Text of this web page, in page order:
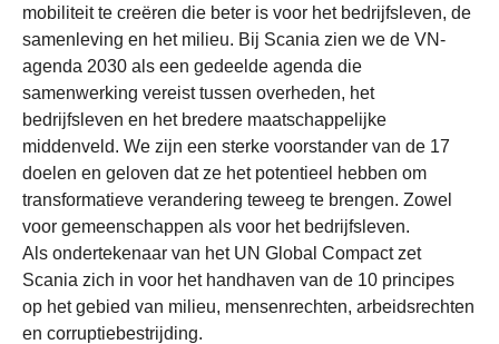
mobiliteit te creëren die beter is voor het bedrijfsleven, de
samenleving en het milieu. Bij Scania zien we de VN-
agenda 2030 als een gedeelde agenda die
samenwerking vereist tussen overheden, het
bedrijfsleven en het bredere maatschappelijke
middenveld. We zijn een sterke voorstander van de 17
doelen en geloven dat ze het potentieel hebben om
transformatieve verandering teweeg te brengen. Zowel
voor gemeenschappen als voor het bedrijfsleven.
Als ondertekenaar van het UN Global Compact zet
Scania zich in voor het handhaven van de 10 principes
op het gebied van milieu, mensenrechten, arbeidsrechten
en corruptiebestrijding.